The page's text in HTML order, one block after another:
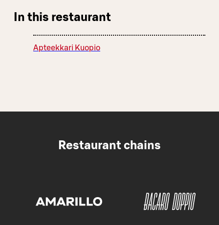
In this restaurant
Apteekkari Kuopio
Restaurant chains